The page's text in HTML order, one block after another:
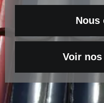
Nous
Voir